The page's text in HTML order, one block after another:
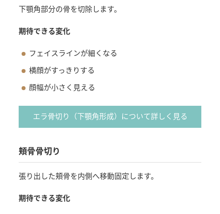
下顎角部分の骨を切除します。
期待できる変化
フェイスラインが細くなる
横顔がすっきりする
顔幅が小さく見える
エラ骨切り（下顎角形成）について詳しく見る
頬骨骨切り
張り出した頬骨を内側へ移動固定します。
期待できる変化